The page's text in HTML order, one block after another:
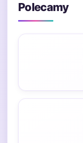
Polecamy